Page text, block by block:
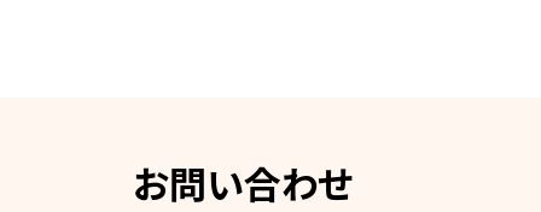
お問い合わせ